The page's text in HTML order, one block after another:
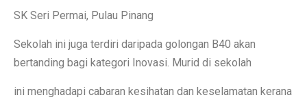
SK Seri Permai, Pulau Pinang
Sekolah ini juga terdiri daripada golongan B40 akan
bertanding bagi kategori Inovasi. Murid di sekolah
ini menghadapi cabaran kesihatan dan keselamatan kerana